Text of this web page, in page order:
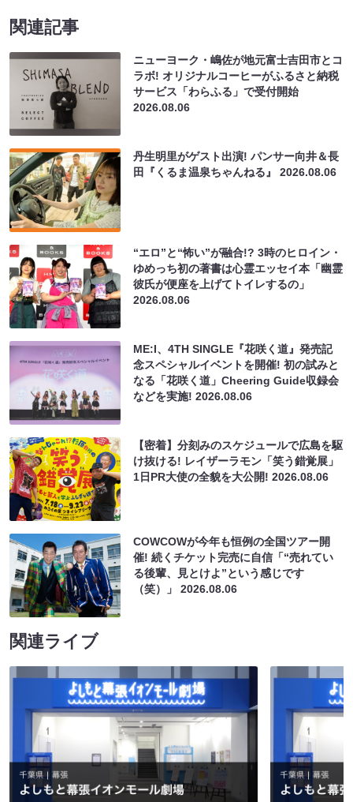
関連記事
ニューヨーク・嶋佐が地元富士吉田市とコ
ラボ! オリジナルコーヒーがふるさと納税
サービス「わらふる」で受付開始
2026.08.06
丹生明里がゲスト出演! パンサー向井＆長
田『くるま温泉ちゃんねる』2026.08.06
“エロ”と“怖い”が融合!? 3時のヒロイン・
ゆめっち初の著書は心霊エッセイ本「幽霊
彼氏が便座を上げてトイレするの」
2026.08.06
ME:I、4TH SINGLE『花咲く道』発売記
念スペシャルイベントを開催! 初の試みと
なる「花咲く道」Cheering Guide収録会
などを実施!2026.08.06
【密着】分刻みのスケジュールで広島を駆
け抜ける! レイザーラモン「笑う錯覚展」
1日PR大使の全貌を大公開!2026.08.06
COWCOWが今年も恒例の全国ツアー開
催! 続くチケット完売に自信「“売れてい
る後輩、見とけよ”という感じです
（笑）」2026.08.06
関連ライブ